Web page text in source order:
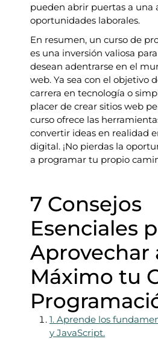
pueden abrir puertas a una
oportunidades laborales.
En resumen, un curso de
es una inversión valiosa
desean adentrarse en el
web. Ya sea con el objetivo
carrera en tecnología o
placer de crear sitios web
curso ofrece las
convertir ideas en realidad
digital. ¡No pierdas la
a programar tu propio
7 Consejos
Esenciales
Aprovechar
Máximo tu
1. Aprende los
y JavaScript.